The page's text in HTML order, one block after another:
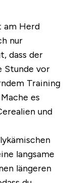
am Herd
nur
dass der
Stunde vor
Training
es
und
langsame
längeren